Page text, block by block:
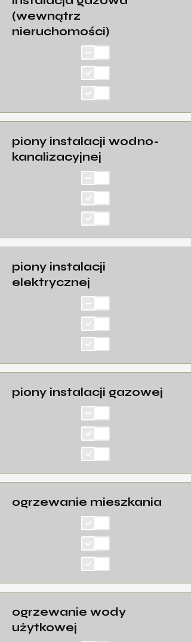
(wewnątrz
nieruchomości)
piony instalacji wodno-
kanalizacyjnej
piony instalacji
elektrycznej
piony instalacji gazowej
ogrzewanie mieszkania
ogrzewanie wody
użytkowej